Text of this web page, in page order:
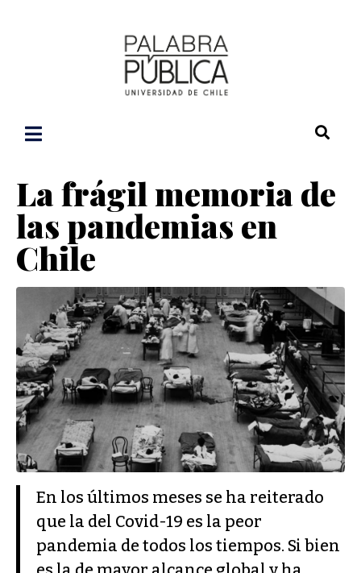
La frágil memoria de
las pandemias en
Chile
En los últimos meses se ha reiterado
que la del Covid-19 es la peor
pandemia de todos los tiempos. Si bien